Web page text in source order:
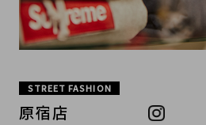
STREET FASHION
原宿店